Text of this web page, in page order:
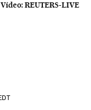
Vídeo: REUTERS-LIVE